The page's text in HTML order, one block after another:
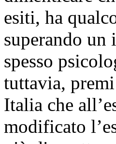
esiti, ha
superando un
spesso
tuttavia,
Italia che
modificato